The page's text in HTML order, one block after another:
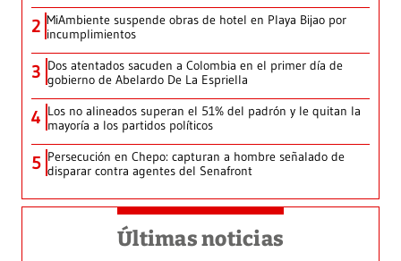
2 MiAmbiente suspende obras de hotel en Playa Bijao por
incumplimientos
3 Dos atentados sacuden a Colombia en el primer día de
gobierno de Abelardo De La Espriella
4 Los no alineados superan el 51% del padrón y le quitan la
mayoría a los partidos políticos
5 Persecución en Chepo: capturan a hombre señalado de
disparar contra agentes del Senafront
Últimas noticias